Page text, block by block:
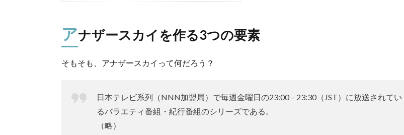
アナザースカイを作る3つの要素
そもそも、アナザースカイって何だろう？
日本テレビ系列（NNN加盟局）で毎週金曜日の23:00 – 23:30（JST）に放送されてい
るバラエティ番組・紀行番組のシリーズである。
（略）